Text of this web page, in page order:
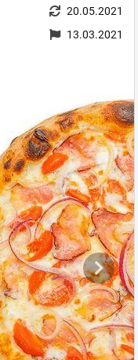
20.05.2021
13.03.2021